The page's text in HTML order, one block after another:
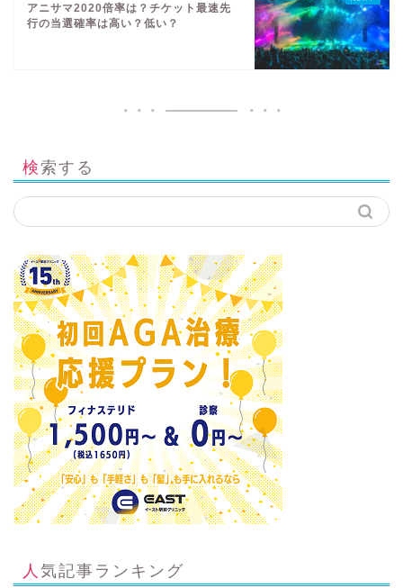
アニサマ2020倍率は？チケット最速先
行の当選確率は高い？低い？
検索する
人気記事ランキング